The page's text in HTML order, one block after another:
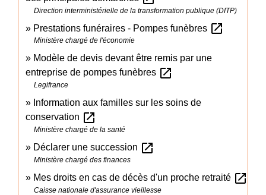
Direction interministérielle de la transformation publique (DITP)
Prestations funéraires - Pompes funèbres open_in_new
Ministère chargé de l'économie
Modèle de devis devant être remis par une
entreprise de pompes funèbres open_in_new
Legifrance
Information aux familles sur les soins de
conservation open_in_new
Ministère chargé de la santé
Déclarer une succession open_in_new
Ministère chargé des finances
Mes droits en cas de décès d'un proche retraité open_in_new
Caisse nationale d'assurance vieillesse